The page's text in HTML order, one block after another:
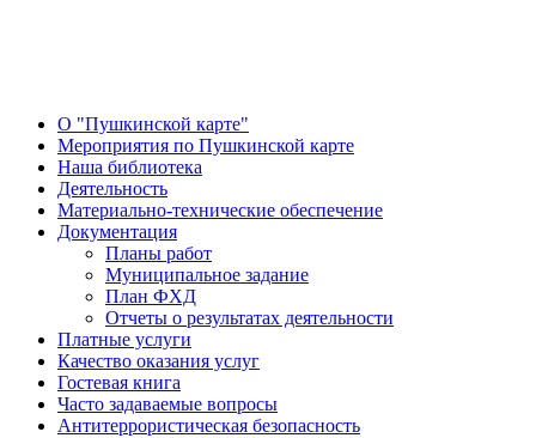
О "Пушкинской карте"
Мероприятия по Пушкинской карте
Наша библиотека
Деятельность
Материально-технические обеспечение
Документация
Планы работ
Муниципальное задание
План ФХД
Отчеты о результатах деятельности
Платные услуги
Качество оказания услуг
Гостевая книга
Часто задаваемые вопросы
Антитеррористическая безопасность